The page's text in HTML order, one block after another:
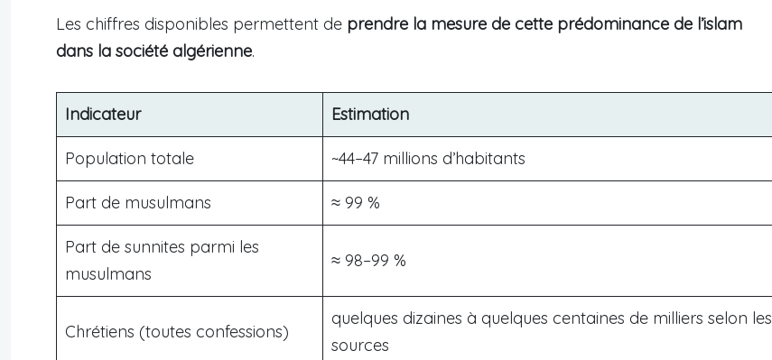
Les chiffres disponibles permettent de prendre la mesure de cette prédominance de l’islam
dans la société algérienne.
Indicateur Estimation
Population totale ~44–47 millions d’habitants
Part de musulmans ≈ 99 %
Part de sunnites parmi les
musulmans
≈ 98–99 %
Chrétiens (toutes confessions)
quelques dizaines à quelques centaines de milliers selon les
sources